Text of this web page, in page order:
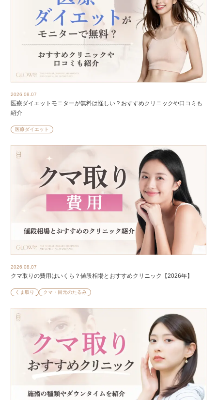
2026.08.07
医療ダイエットモニターが無料は怪しい？おすすめクリニックや口コミも
紹介
医療ダイエット
2026.08.07
クマ取りの費用はいくら？値段相場とおすすめクリニック【2026年】
くま取り クマ・目元のたるみ